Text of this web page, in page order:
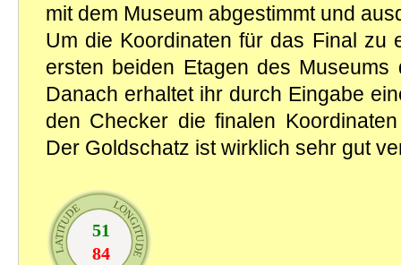
mit dem Museum abgestimmt und
Um die Koordinaten für das Final zu
ersten beiden Etagen des Museums
Danach erhaltet ihr durch Eingabe
den Checker die finalen
Der Goldschatz ist wirklich sehr gut